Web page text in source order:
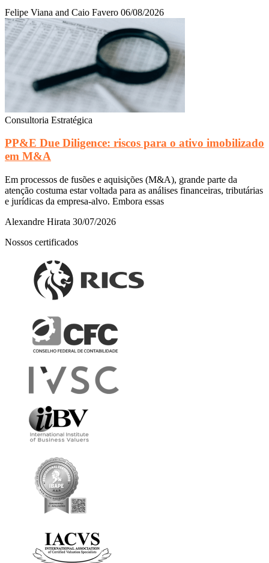
Felipe Viana and Caio Favero 06/08/2026
Consultoria Estratégica
PP&E Due Diligence: riscos para o ativo imobilizado
em M&A
Em processos de fusões e aquisições (M&A), grande parte da
atenção costuma estar voltada para as análises financeiras, tributárias
e jurídicas da empresa-alvo. Embora essas
Alexandre Hirata 30/07/2026
Nossos certificados